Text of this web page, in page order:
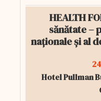
HEALTH
sănătate –
naționale și al
Hotel Pullman